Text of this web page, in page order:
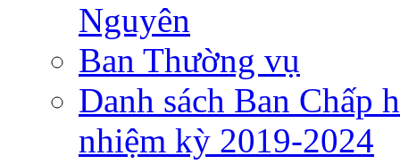
Nguyên
Ban Thường vụ
Danh sách Ban Chấp
nhiệm kỳ 2019-2024